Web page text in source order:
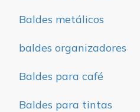
Baldes metálicos
baldes organizadores
Baldes para café
Baldes para tintas